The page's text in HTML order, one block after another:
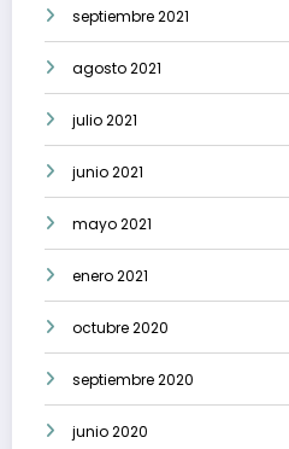
septiembre 2021
agosto 2021
julio 2021
junio 2021
mayo 2021
enero 2021
octubre 2020
septiembre 2020
junio 2020